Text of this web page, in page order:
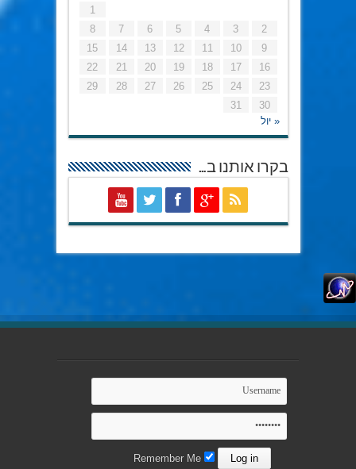
1
2
3
4
5
6
7
8
9
10
11
12
13
14
15
16
17
18
19
20
21
22
23
24
25
26
27
28
29
30
31
« יול
בקרו אותנו ב…